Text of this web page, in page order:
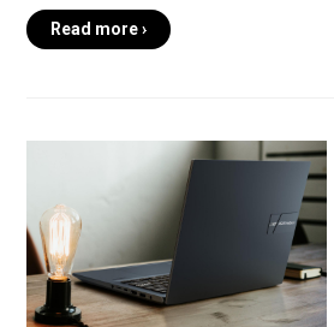
Read more ›